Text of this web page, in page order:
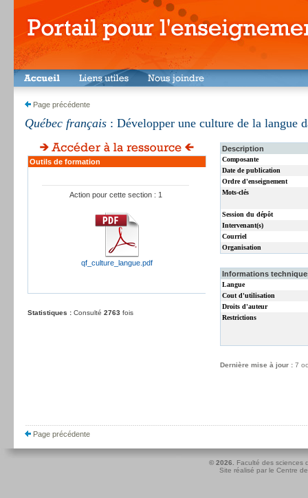
Page précédente
Québec français : Développer une culture de la langue
Outils de formation
Action pour cette section : 1
qf_culture_langue.pdf
Statistiques : Consulté 2763 fois
Description
Composante
Date de publication
Ordre d'enseignement
Mots-clés
Session du dépôt
Intervenant(s)
Courriel
Organisation
Informations
Langue
Cout d'utilisation
Droits d'auteur
Restrictions
Dernière mise à jour : 7
Page précédente
© 2026.
Faculté des sciences
Site réalisé par le Centre